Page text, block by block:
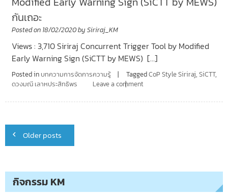
กันเถอะ
Posted on 18/02/2020by Siriraj_KM
Views : 3,710 Siriraj Concurrent Trigger Tool by Modified
Early Warning Sign (SiCTT by MEWS) […]
Posted in บทความการจัดการความรู้ TaggedCoP Style Siriraj, SiCTT,
ดวงมณี เลาหประสิทธิพร
Leave a comment
Posts
navigation
Older posts
กิจกรรม KM